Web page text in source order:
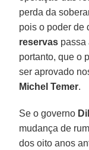
perda da
pois o poder de
reservas passa
portanto, que o
ser aprovado
Michel Temer.
Se o governo
mudança de
dos oito anos